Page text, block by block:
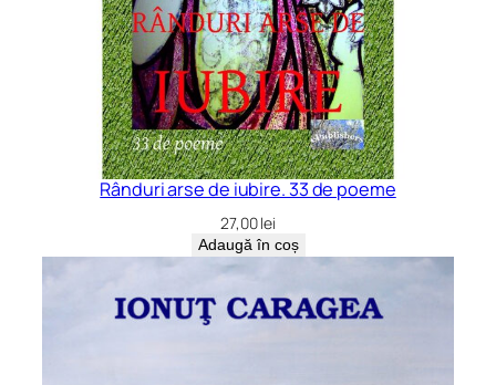
Rânduri arse de iubire. 33 de poeme
27,00lei
Adaugă în coș